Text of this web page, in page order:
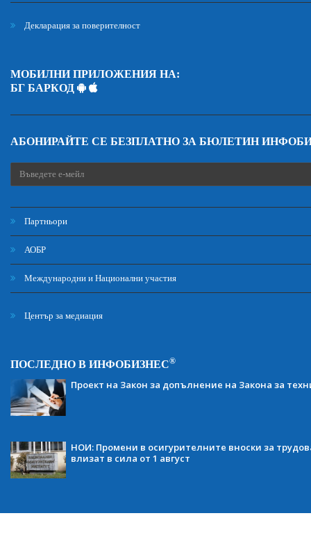
Декларация за поверителност
МОБИЛНИ ПРИЛОЖЕНИЯ НА:
БГ БАРКОД
АБОНИРАЙТЕ СЕ БЕЗПЛАТНО ЗА БЮЛЕТИН
Партньори
АОБР
Международни и Национални участия
Център за медиация
ПОСЛЕДНО В ИНФОБИЗНЕС®
Проект на Закон за допълнение на Закона за
НОИ: Промени в осигурителните вноски за
влизат в сила от 1 август